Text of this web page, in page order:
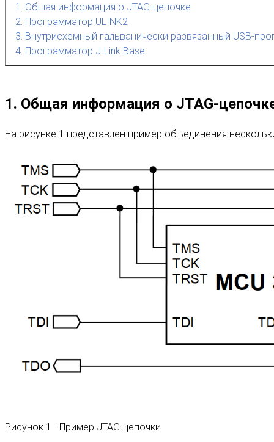
1. Общая информация о JTAG-цепочке
2. Программатор ULINK2
3. Внутрисхемный гальванически развязанный USB-
4. Программатор J-Link Base
1. Общая информация о JTAG-
На рисунке 1 представлен пример объединения
Рисунок 1 - Пример JTAG-цепочки